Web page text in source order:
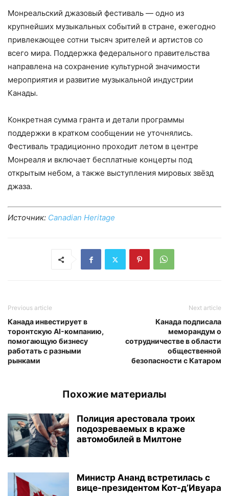
Монреальский джазовый фестиваль — одно из
крупнейших музыкальных событий в стране, ежегодно
привлекающее сотни тысяч зрителей и артистов со
всего мира. Поддержка федерального правительства
направлена на сохранение культурной значимости
мероприятия и развитие музыкальной индустрии
Канады.
Конкретная сумма гранта и детали программы
поддержки в кратком сообщении не уточнялись.
Фестиваль традиционно проходит летом в центре
Монреаля и включает бесплатные концерты под
открытым небом, а также выступления мировых звёзд
джаза.
Источник: Canadian Heritage
Previous article
Канада инвестирует в
торонтскую AI-компанию,
помогающую бизнесу
работать с разными
рынками
Next article
Канада подписала
меморандум о
сотрудничестве в области
общественной
безопасности с Катаром
Похожие материалы
Полиция арестовала троих
подозреваемых в краже
автомобилей в Милтоне
Министр Ананд встретилась с
вице-президентом Кот-д’Ивуара